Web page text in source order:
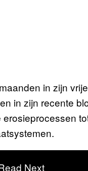
in zijn
in zijn recente
Next